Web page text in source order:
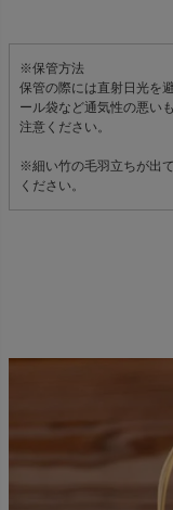
※保管方法
保管の際には直射日光を
ール袋など通気性の悪い
注意ください。
※細い竹の毛羽立ちが出
ください。